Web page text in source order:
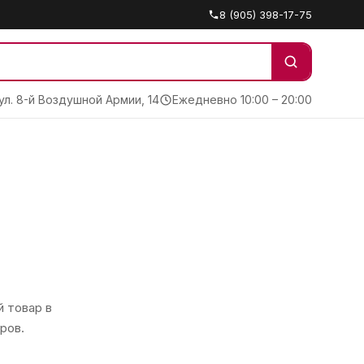
8 (905) 398-17-75
8-й Воздушной Армии, 14 Ежедневно 10:00 – 20:00
товар в